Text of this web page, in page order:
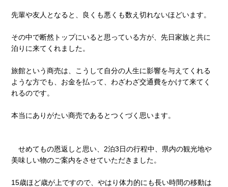
先輩や友人となると、良くも悪くも数え切れないほどいます。
その中で断然トップにいると思っている方が、先日家族と共に
泊りに来てくれました。
旅館という商売は、こうして自分の人生に影響を与えてくれる
ような方でも、お金を払って、わざわざ交通費をかけて来てく
れるのです。
本当にありがたい商売であるとつくづく思います。
せめてもの恩返しと思い、2泊3日の行程中、県内の観光地や
美味しい物のご案内をさせていただきました。
15歳ほど歳が上ですので、やはり体力的にも長い時間の移動は